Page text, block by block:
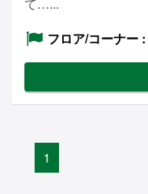
フロア/コーナー
1